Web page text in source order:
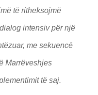
të ritheksojmë
intensiv për një
me sekuencë
Marrëveshjes
të saj.